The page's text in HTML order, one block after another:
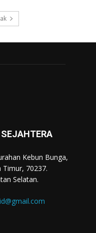
Kebun Bunga,
70237.
Selatan.